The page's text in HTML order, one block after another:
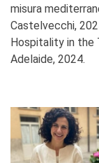
misura
Castelvecchi,
Hospitality in the
Adelaide, 2024.